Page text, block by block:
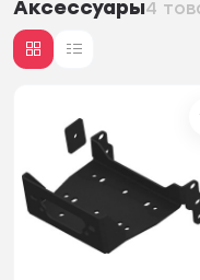
Аксессуары4